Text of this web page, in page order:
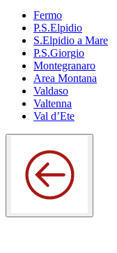
Fermo
P.S.Elpidio
S.Elpidio a Mare
P.S.Giorgio
Montegranaro
Area Montana
Valdaso
Valtenna
Val d’Ete